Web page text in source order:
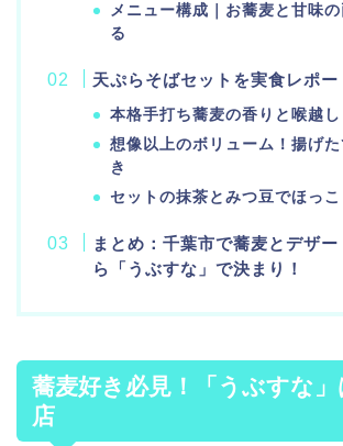
メニュー構成｜お蕎麦と甘味
る
天ぷらそばセットを実食レポー
本格手打ち蕎麦の香りと喉越し
想像以上のボリューム！揚げ
き
セットの抹茶とみつ豆でほっこ
まとめ：千葉市で蕎麦とデザ
ら「うぶすな」で決まり！
蕎麦好き必見！「うぶすな
店